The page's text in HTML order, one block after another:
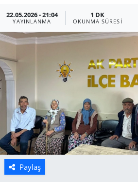
22.05.2026 - 21:04
YAYINLANMA
1 DK
OKUNMA SÜRESI
Paylaş
Muğla
Politika